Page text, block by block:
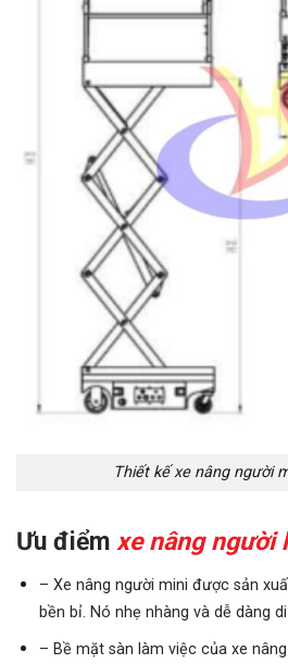
Thiết kế xe nâng người
Ưu điểm xe nâng người
– Xe nâng người mini được sản
bền bỉ. Nó nhẹ nhàng và dễ dàng
– Bề mặt sàn làm việc của xe